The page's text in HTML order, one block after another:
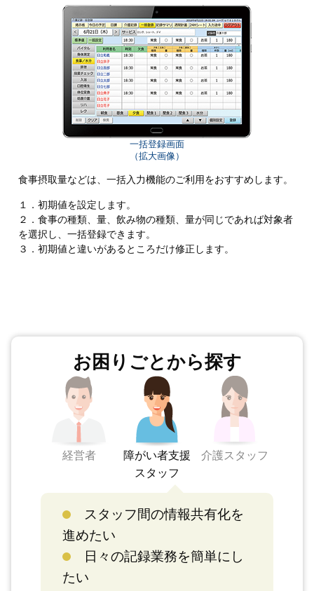
一括登録画面
（拡大画像）
食事摂取量などは、一括入力機能のご利用をおすすめします。
１．初期値を設定します。
２．食事の種類、量、飲み物の種類、量が同じであれば対象者
を選択し、一括登録できます。
３．初期値と違いがあるところだけ修正します。
お困りごとから探す
経営者
障がい者支援
スタッフ
スタッフ間の情報共有化を
進めたい
日々の記録業務を簡単にし
たい
介護スタッフ